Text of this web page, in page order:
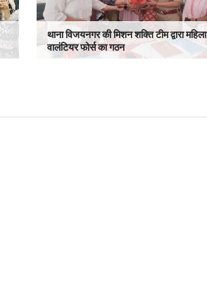
थाना विजयनगर की मिशन शक्ति टीम द्वारा महिला
वालंटियर फोर्स का गठन